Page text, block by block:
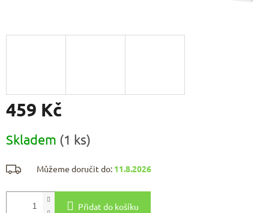
459 Kč
cena:
Skladem (1 ks)
Můžeme doručit do: 11.8.2026
Přidat do košíku